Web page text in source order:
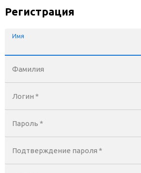
Регистрация
Имя
Фамилия
Логин *
Пароль *
Подтверждение пароля *